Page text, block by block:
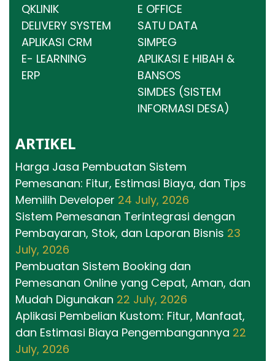
QKLINIK
DELIVERY SYSTEM
APLIKASI CRM
E- LEARNING
ERP
E OFFICE
SATU DATA
SIMPEG
APLIKASI E HIBAH &
BANSOS
SIMDES (SISTEM
INFORMASI DESA)
ARTIKEL
Harga Jasa Pembuatan Sistem
Pemesanan: Fitur, Estimasi Biaya, dan Tips
Memilih Developer 24 July, 2026
Sistem Pemesanan Terintegrasi dengan
Pembayaran, Stok, dan Laporan Bisnis 23
July, 2026
Pembuatan Sistem Booking dan
Pemesanan Online yang Cepat, Aman, dan
Mudah Digunakan 22 July, 2026
Aplikasi Pembelian Kustom: Fitur, Manfaat,
dan Estimasi Biaya Pengembangannya 22
July, 2026